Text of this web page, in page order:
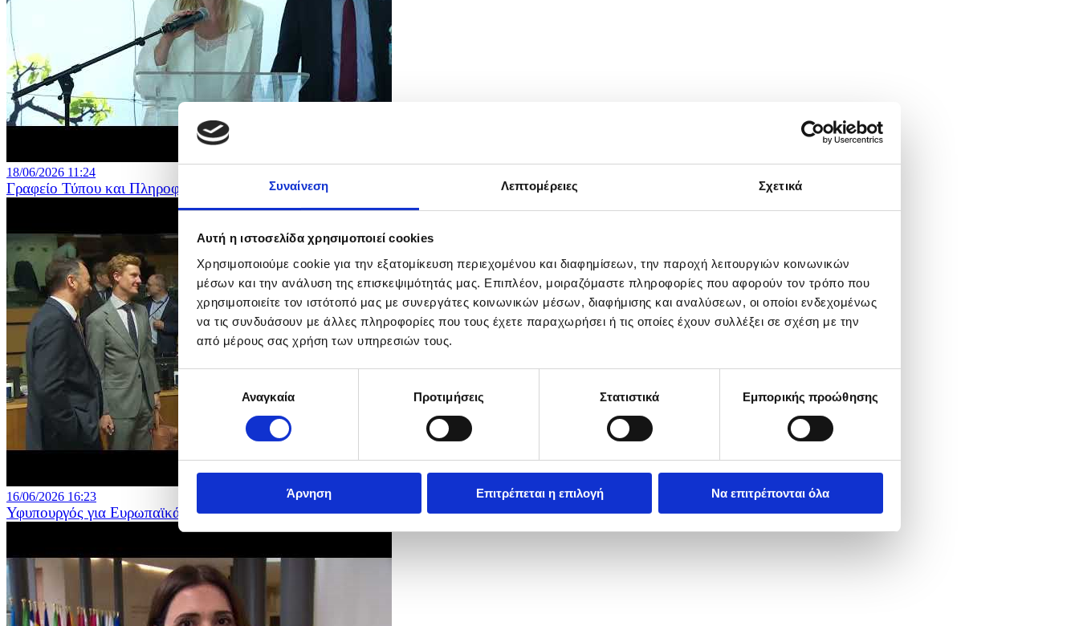
Συναίνεση Λεπτομέρειες Σχετικά
Αυτή η ιστοσελίδα χρησιμοποιεί cookies
Χρησιμοποιούμε cookie για την εξατομίκευση περιεχομένου και διαφημίσεων, την παροχή λειτουργιών κοινωνικών
μέσων και την ανάλυση της επισκεψιμότητάς μας. Επιπλέον, μοιραζόμαστε πληροφορίες που αφορούν τον τρόπο που
χρησιμοποιείτε τον ιστότοπό μας με συνεργάτες κοινωνικών μέσων, διαφήμισης και αναλύσεων, οι οποίοι ενδεχομένως
να τις συνδυάσουν με άλλες πληροφορίες που τους έχετε παραχωρήσει ή τις οποίες έχουν συλλέξει σε σχέση με την
από μέρους σας χρήση των υπηρεσιών τους.
Επιλογή
συγκατάθεσηςΑναγκαία Προτιμήσεις Στατιστικά Εμπορικής προώθησης
Άρνηση Επιτρέπεται η επιλογή Να επιτρέπονται όλα
18/06/2026 11:24
Γραφείο Τύπου και Πληροφοριών – Εγκαίνια Έκθεσης «Κύπριο Νάμα: Κουμανταρία» στις Βρυξέλλες
16/06/2026 16:23
Υφυπουργός για Ευρωπαϊκά Θέματα - Συμβούλιο Γενικών Υποθέσεων